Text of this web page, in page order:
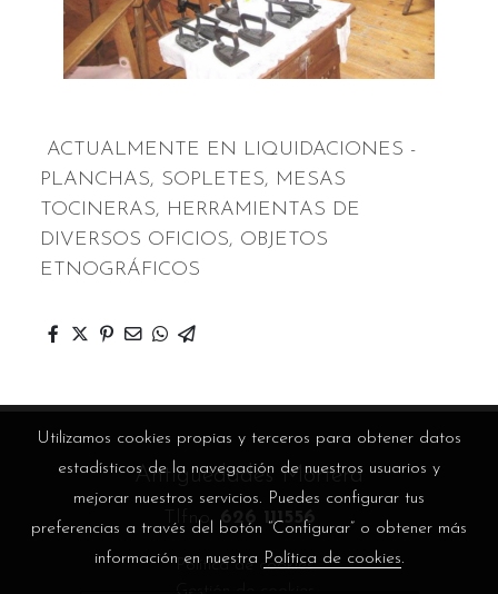
ACTUALMENTE EN LIQUIDACIONES -
PLANCHAS, SOPLETES, MESAS
TOCINERAS, HERRAMIENTAS DE
DIVERSOS OFICIOS, OBJETOS
ETNOGRÁFICOS
Antigüedades Mortera
Tlfno. 626 111556
Política de cookies
Utilizamos cookies propias y terceros para obtener datos
estadísticos de la navegación de nuestros usuarios y
mejorar nuestros servicios. Puedes configurar tus
preferencias a través del botón “Configurar” o obtener más
información en nuestra Política de cookies.